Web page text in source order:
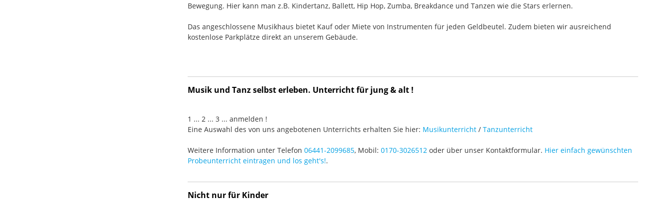
Bewegung. Hier kann man z.B. Kindertanz, Ballett, Hip Hop, Zumba, Breakdance und Tanzen wie die Stars erlernen.
Das angeschlossene Musikhaus bietet Kauf oder Miete von Instrumenten für jeden Geldbeutel. Zudem bieten wir ausreichend
kostenlose Parkplätze direkt an unserem Gebäude.
Musik und Tanz selbst erleben. Unterricht für jung & alt !
1 ... 2 ... 3 ... anmelden !
Eine Auswahl des von uns angebotenen Unterrichts erhalten Sie hier: Musikunterricht / Tanzunterricht
Weitere Information unter Telefon 06441-2099685, Mobil: 0170-3026512 oder über unser Kontaktformular. Hier einfach gewünschten
Probeunterricht eintragen und los geht's!.
Nicht nur für Kinder